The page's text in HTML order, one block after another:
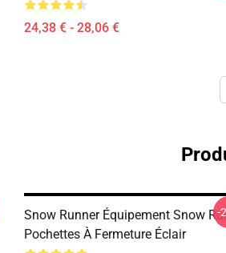
24,38 € - 28,06 €
Snow Runner Équipement Snow
Pochettes À Fermeture Éclair
-